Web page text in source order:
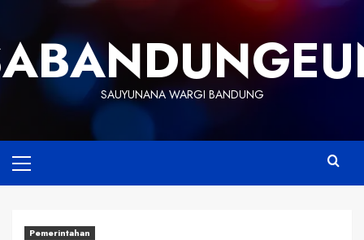
content
SAUYUNANA WARGI BANDUNG
Menu
Pemerintahan